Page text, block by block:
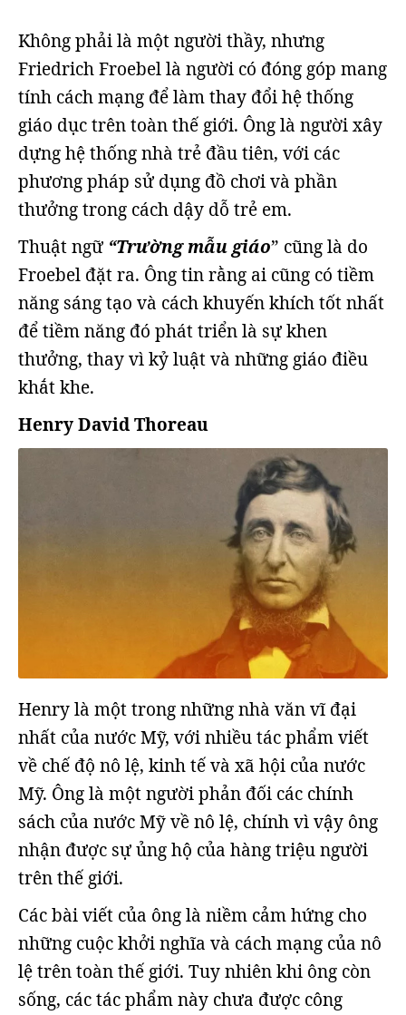
Không phải là một người thầy, nhưng
Friedrich Froebel là người có đóng góp mang
tính cách mạng để làm thay đổi hệ thống
giáo dục trên toàn thế giới. Ông là người xây
dựng hệ thống nhà trẻ đầu tiên, với các
phương pháp sử dụng đồ chơi và phần
thưởng trong cách dậy dỗ trẻ em.
Thuật ngữ “Trường mẫu giáo” cũng là do
Froebel đặt ra. Ông tin rằng ai cũng có tiềm
năng sáng tạo và cách khuyến khích tốt nhất
để tiềm năng đó phát triển là sự khen
thưởng, thay vì kỷ luật và những giáo điều
khắt khe.
Henry David Thoreau
Henry là một trong những nhà văn vĩ đại
nhất của nước Mỹ, với nhiều tác phẩm viết
về chế độ nô lệ, kinh tế và xã hội của nước
Mỹ. Ông là một người phản đối các chính
sách của nước Mỹ về nô lệ, chính vì vậy ông
nhận được sự ủng hộ của hàng triệu người
trên thế giới.
Các bài viết của ông là niềm cảm hứng cho
những cuộc khởi nghĩa và cách mạng của nô
lệ trên toàn thế giới. Tuy nhiên khi ông còn
sống, các tác phẩm này chưa được công